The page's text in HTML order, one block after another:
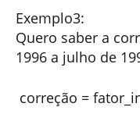
Exemplo3:
Quero saber a
1996 a julho de
correção = fator_